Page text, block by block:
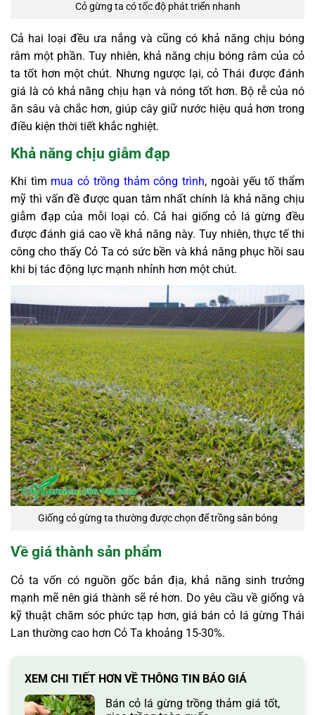
Cỏ gừng ta có tốc độ phát triển nhanh
Cả hai loại đều ưa nắng và cũng có khả năng chịu bóng
râm một phần. Tuy nhiên, khả năng chịu bóng râm của cỏ
ta tốt hơn một chút. Nhưng ngược lại, cỏ Thái được đánh
giá là có khả năng chịu hạn và nóng tốt hơn. Bộ rễ của nó
ăn sâu và chắc hơn, giúp cây giữ nước hiệu quả hơn trong
điều kiện thời tiết khắc nghiệt.
Khả năng chịu giẫm đạp
Khi tìm mua cỏ trồng thảm công trình, ngoài yếu tố thẩm
mỹ thì vấn đề được quan tâm nhất chính là khả năng chịu
giẫm đạp của mỗi loại cỏ. Cả hai giống cỏ lá gừng đều
được đánh giá cao về khả năng này. Tuy nhiên, thực tế thi
công cho thấy Cỏ Ta có sức bền và khả năng phục hồi sau
khi bị tác động lực mạnh nhỉnh hơn một chút.
Giống cỏ gừng ta thường được chọn để trồng sân bóng
Về giá thành sản phẩm
Cỏ ta vốn có nguồn gốc bản địa, khả năng sinh trưởng
mạnh mẽ nên giá thành sẽ rẻ hơn. Do yêu cầu về giống và
kỹ thuật chăm sóc phức tạp hơn, giá bán cỏ lá gừng Thái
Lan thường cao hơn Cỏ Ta khoảng 15-30%.
XEM CHI TIẾT HƠN VỀ THÔNG TIN BÁO GIÁ
Bán cỏ lá gừng trồng thảm giá tốt,